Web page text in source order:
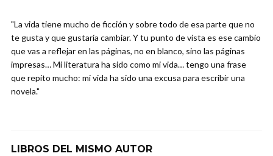
"La vida tiene mucho de ficción y sobre todo de esa parte que no
te gusta y que gustaría cambiar. Y tu punto de vista es ese cambio
que vas a reflejar en las páginas, no en blanco, sino las páginas
impresas… Mi literatura ha sido como mi vida… tengo una frase
que repito mucho: mi vida ha sido una excusa para escribir una
novela."
LIBROS DEL MISMO AUTOR